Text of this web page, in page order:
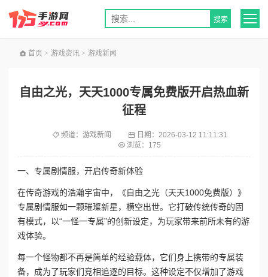
首页 > 游戏资讯 > 游戏新闻
自由之光，天天1000专属免费版开启热血新
征程
频道： 游戏新闻 日期： 2026-03-12 11:11:31
浏览：175
一、专属剧情服，开启传奇新体验
在传奇游戏的浩瀚宇宙中，《自由之光（天天1000免费版）》
专属剧情服如一颗璀璨新星，横空出世。它打破传统传奇的固
有模式，以“一怪一专属”的创新设定，为玩家带来前所未有的游
戏体验。
每一个怪物都不再是简单的经验载体，它们身上携带的专属装
备，成为了玩家们竞相追逐的目标。这种设定不仅增加了游戏